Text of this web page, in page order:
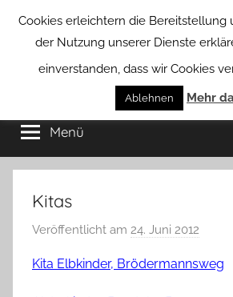
Borstel
von
Groß
Borstel
Menü
Kitas
Veröffentlicht am 24. Juni 2012
n
Kita Elbkinder, Brödermannsweg
Cookies erleichtern die Bereitstellung
der Nutzung unserer Dienste
einverstanden, dass wir Cookies
Ablehnen Mehr